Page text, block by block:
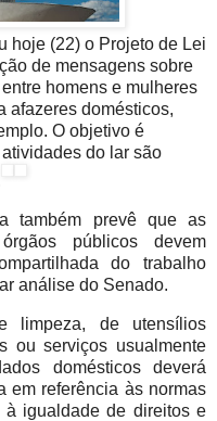
hoje (22) o Projeto de Lei
de mensagens sobre
homens e mulheres
afazeres domésticos,
O objetivo é
do lar são
também prevê que as
públicos devem
do trabalho
análise do Senado.
limpeza, de utensílios
ou serviços usualmente
domésticos deverá
em referência às normas
igualdade de direitos e